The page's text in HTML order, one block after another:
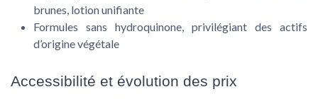
brunes, lotion unifiante
Formules sans hydroquinone, privilégiant des actifs
d’origine végétale
Accessibilité et évolution des prix